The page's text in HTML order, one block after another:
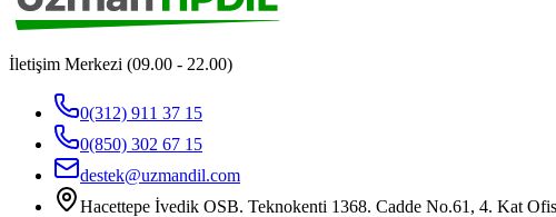
İletişim Merkezi (09.00 - 22.00)
0(312) 911 37 15
0(850) 302 67 15
destek@uzmandil.com
Hacettepe İvedik OSB. Teknokenti 1368. Cadde No.61, 4. Kat